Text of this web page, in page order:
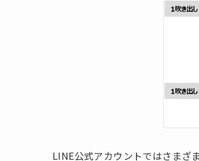
LINE公式アカウントではさまざ